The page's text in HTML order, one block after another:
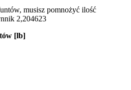
musisz pomnożyć ilość
2,204623
[lb]